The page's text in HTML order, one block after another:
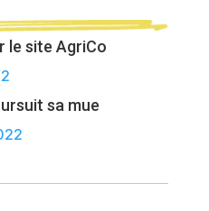
le site AgriCo
sa mue